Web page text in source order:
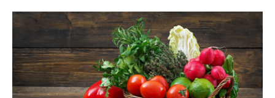
לכל אדם על מנת להפיק את
התועלת המרבית מהטיפול,
במאמר זה נפרט מספר סוגי
רפואה אלטרנטיביים הנפוצים
ומוכרים בתחום.
רפואה סינית